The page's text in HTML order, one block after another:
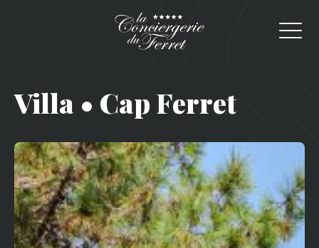
Villa • Cap Ferret